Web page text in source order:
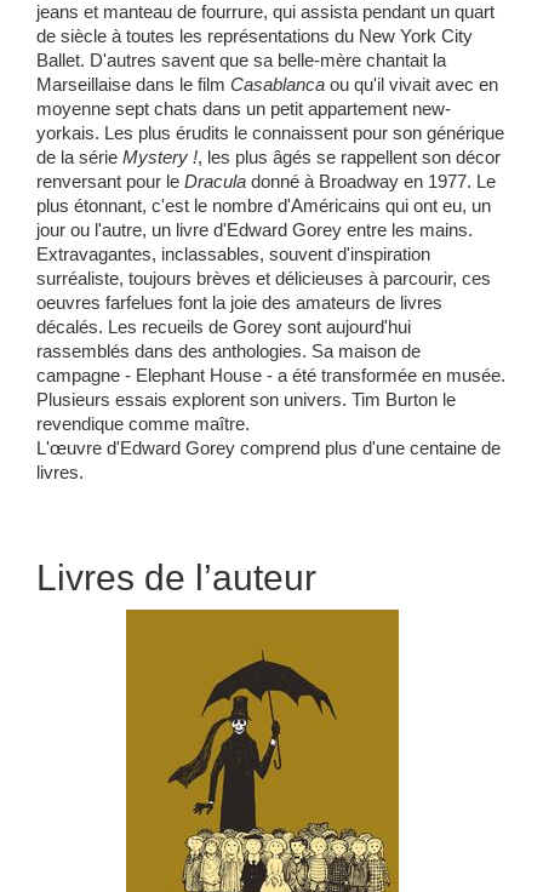
jeans et manteau de fourrure, qui assista pendant un quart
de siècle à toutes les représentations du New York City
Ballet. D'autres savent que sa belle-mère chantait la
Marseillaise dans le film Casablanca ou qu'il vivait avec en
moyenne sept chats dans un petit appartement new-
yorkais. Les plus érudits le connaissent pour son générique
de la série Mystery !, les plus âgés se rappellent son décor
renversant pour le Dracula donné à Broadway en 1977. Le
plus étonnant, c'est le nombre d'Américains qui ont eu, un
jour ou l'autre, un livre d'Edward Gorey entre les mains.
Extravagantes, inclassables, souvent d'inspiration
surréaliste, toujours brèves et délicieuses à parcourir, ces
oeuvres farfelues font la joie des amateurs de livres
décalés. Les recueils de Gorey sont aujourd'hui
rassemblés dans des anthologies. Sa maison de
campagne - Elephant House - a été transformée en musée.
Plusieurs essais explorent son univers. Tim Burton le
revendique comme maître.
L'œuvre d'Edward Gorey comprend plus d'une centaine de
livres.
Livres de l’auteur